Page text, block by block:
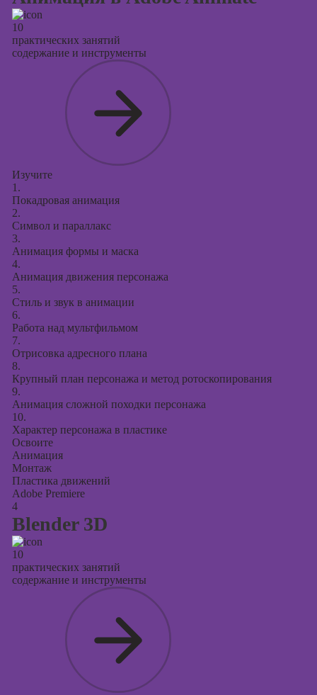
10
практических занятий
содержание и инструменты
Изучите
1.
Покадровая анимация
2.
Символ и параллакс
3.
Анимация формы и маска
4.
Анимация движения персонажа
5.
Стиль и звук в анимации
6.
Работа над мультфильмом
7.
Отрисовка адресного плана
8.
Крупный план персонажа и метод ротоскопирования
9.
Анимация сложной походки персонажа
10.
Характер персонажа в пластике
Освоите
Анимация
Монтаж
Пластика движений
Adobe Premiere
4
Blender 3D
10
практических занятий
содержание и инструменты